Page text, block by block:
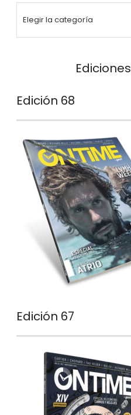
Ediciones
Edición 68
Edición 67